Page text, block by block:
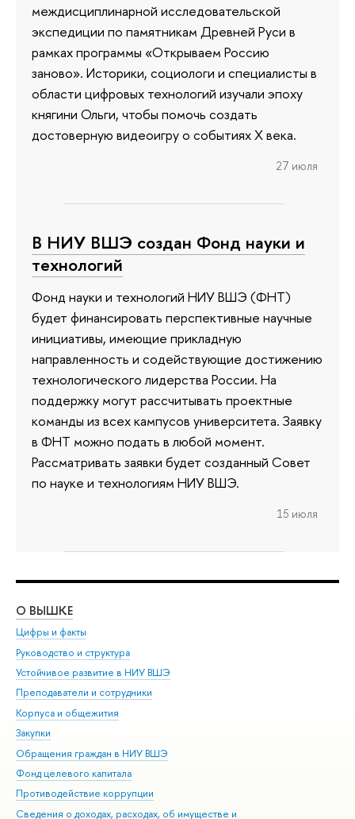
междисциплинарной исследовательской
экспедиции по памятникам Древней Руси в
рамках программы «Открываем Россию
заново». Историки, социологи и специалисты в
области цифровых технологий изучали эпоху
княгини Ольги, чтобы помочь создать
достоверную видеоигру о событиях X века.
27 июля
В НИУ ВШЭ создан Фонд науки и
технологий
Фонд науки и технологий НИУ ВШЭ (ФНТ)
будет финансировать перспективные научные
инициативы, имеющие прикладную
направленность и содействующие достижению
технологического лидерства России. На
поддержку могут рассчитывать проектные
команды из всех кампусов университета. Заявку
в ФНТ можно подать в любой момент.
Рассматривать заявки будет созданный Совет
по науке и технологиям НИУ ВШЭ.
15 июля
О ВЫШКЕ
Цифры и факты
Руководство и структура
Устойчивое развитие в НИУ ВШЭ
Преподаватели и сотрудники
Корпуса и общежития
Закупки
Обращения граждан в НИУ ВШЭ
Фонд целевого капитала
Противодействие коррупции
Сведения о доходах, расходах, об имуществе и